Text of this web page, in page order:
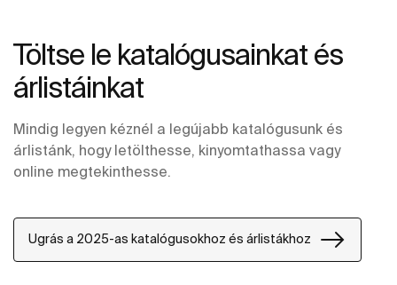
Töltse le katalógusainkat és
árlistáinkat
Mindig legyen kéznél a legújabb katalógusunk és
árlistánk, hogy letölthesse, kinyomtathassa vagy
online megtekinthesse.
Ugrás a 2025-as katalógusokhoz és árlistákhoz